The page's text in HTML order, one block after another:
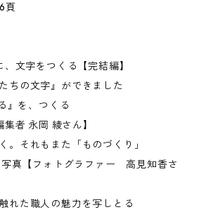
頁
文字をつくる【完結編】
ちの文字』ができました
』を、つくる
者 永岡 綾さん】
。それもまた「ものづくり」
写真【フォトグラファー 高見知香さ
れた職人の魅力を写しとる